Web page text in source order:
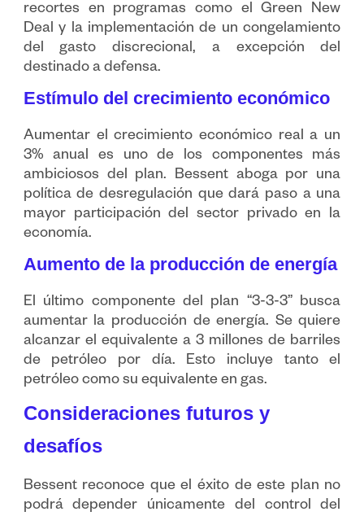
recortes en programas como el Green New
Deal y la implementación de un congelamiento
del gasto discrecional, a excepción del
destinado a defensa.
Estímulo del crecimiento económico
Aumentar el crecimiento económico real a un
3% anual es uno de los componentes más
ambiciosos del plan. Bessent aboga por una
política de desregulación que dará paso a una
mayor participación del sector privado en la
economía.
Aumento de la producción de energía
El último componente del plan “3-3-3” busca
aumentar la producción de energía. Se quiere
alcanzar el equivalente a 3 millones de barriles
de petróleo por día. Esto incluye tanto el
petróleo como su equivalente en gas.
Consideraciones futuros y
desafíos
Bessent reconoce que el éxito de este plan no
podrá depender únicamente del control del